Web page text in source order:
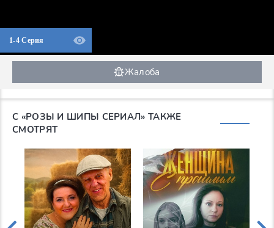
1-4 Серия
Жалоба
С «РОЗЫ И ШИПЫ СЕРИАЛ» ТАКЖЕ
СМОТРЯТ